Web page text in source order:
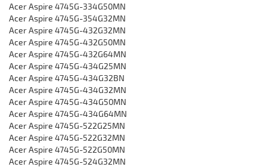
Acer Aspire 4745G-334G50MN
Acer Aspire 4745G-354G32MN
Acer Aspire 4745G-432G32MN
Acer Aspire 4745G-432G50MN
Acer Aspire 4745G-432G64MN
Acer Aspire 4745G-434G25MN
Acer Aspire 4745G-434G32BN
Acer Aspire 4745G-434G32MN
Acer Aspire 4745G-434G50MN
Acer Aspire 4745G-434G64MN
Acer Aspire 4745G-522G25MN
Acer Aspire 4745G-522G32MN
Acer Aspire 4745G-522G50MN
Acer Aspire 4745G-524G32MN